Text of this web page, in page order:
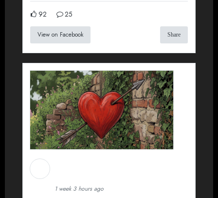
92 25
View on Facebook Share
1 week 3 hours ago